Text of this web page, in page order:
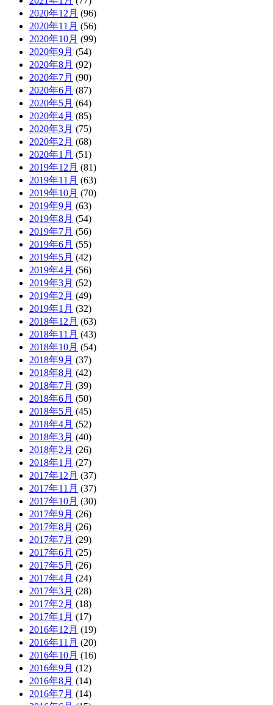
2020年12月 (96)
2020年11月 (56)
2020年10月 (99)
2020年9月 (54)
2020年8月 (92)
2020年7月 (90)
2020年6月 (87)
2020年5月 (64)
2020年4月 (85)
2020年3月 (75)
2020年2月 (68)
2020年1月 (51)
2019年12月 (81)
2019年11月 (63)
2019年10月 (70)
2019年9月 (63)
2019年8月 (54)
2019年7月 (56)
2019年6月 (55)
2019年5月 (42)
2019年4月 (56)
2019年3月 (52)
2019年2月 (49)
2019年1月 (32)
2018年12月 (63)
2018年11月 (43)
2018年10月 (54)
2018年9月 (37)
2018年8月 (42)
2018年7月 (39)
2018年6月 (50)
2018年5月 (45)
2018年4月 (52)
2018年3月 (40)
2018年2月 (26)
2018年1月 (27)
2017年12月 (37)
2017年11月 (37)
2017年10月 (30)
2017年9月 (26)
2017年8月 (26)
2017年7月 (29)
2017年6月 (25)
2017年5月 (26)
2017年4月 (24)
2017年3月 (28)
2017年2月 (18)
2017年1月 (17)
2016年12月 (19)
2016年11月 (20)
2016年10月 (16)
2016年9月 (12)
2016年8月 (14)
2016年7月 (14)